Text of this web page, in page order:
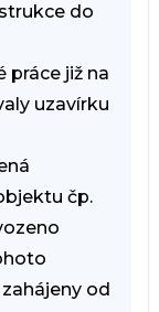
do
práce již na
uzavírku
čp.
od